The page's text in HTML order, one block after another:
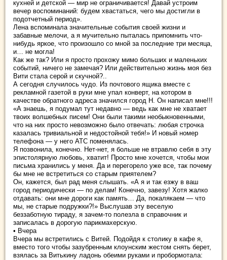
кухней и детской — мир не ограничивается! Давай устроим
вечер воспоминаний: будем хвастаться, чего мы достигли в
подотчетный период».
Лена вспоминала значительные события своей жизни и
забавные мелочи, а я мучительно пыталась припомнить что-
нибудь яркое, что произошло со мной за последние три месяца,
и… не могла!
Как же так? Или я просто прохожу мимо больших и маленьких
событий, ничего не замечая? Или действительно жизнь моя без
Вити стала серой и скучной?..
А сегодня случилось чудо. Из почтового ящика вместе с
рекламной газетой в руки мне упал конверт, на котором в
качестве обратного адреса значился город Н. Он написал мне!!!
«А знаешь, я подумал тут недавно — ведь как мне не хватает
твоих волшебных писем! Они были такими необыкновенными,
что на них просто невозможно было отвечать: любая строчка
казалась тривиальной и недостойной тебя!» И новый номер
телефона — у него АТС поменялась.
Я позвонила, конечно. Нет-нет, я больше не втравлю себя в эту
эпистолярную любовь, хватит! Просто мне хочется, чтобы мои
письма хранились у меня. Да и перегорело уже все, так почему
бы мне не встретиться со старым приятелем?
Он, кажется, был рад меня слышать. «А я и так езжу в ваш
город периодически — по делам! Конечно, завезу! Хотя жалко
отдавать: они мне дороги как память… Да, покалякаем — что
мы, не старые подружки?!» Выслушав эту веселую
беззаботную тираду, я зачем-то полезла в справочник и
записалась в дорогую парикмахерскую.
• Вчера
Вчера мы встретились с Витей. Подойдя к столику в кафе я,
вместо того чтобы зазубренным клоунским жестом снять берет,
взялась за Витькину ладонь обеими руками и пробормотала: